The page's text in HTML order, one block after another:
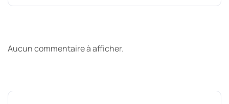
Aucun commentaire à afficher.